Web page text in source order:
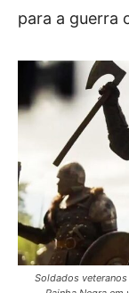
para a guerra
Soldados